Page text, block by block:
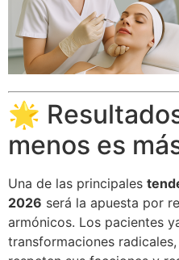
🌟
menos es
Una de las principales
2026 será la apuesta por
armónicos. Los pacientes
transformaciones